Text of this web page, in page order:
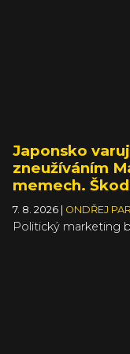
Japonsko
zneužíváním
memech.
7. 8. 2026 | ONDŘEJ
Politický marketing